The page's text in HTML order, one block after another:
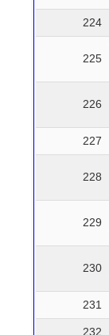
224
225
226
227
228
229
230
231
232